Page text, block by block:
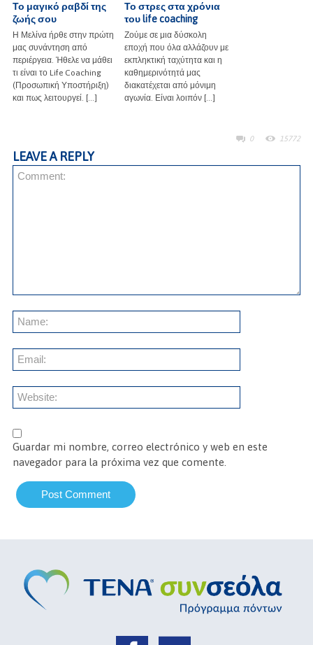
0 15772
Το μαγικό ραβδί της
ζωής σου
Η Μελίνα ήρθε στην πρώτη
μας συνάντηση από
περιέργεια. Ήθελε να μάθει
τι είναι το Life Coaching
(Προσωπική Υποστήριξη)
και πως λειτουργεί. […]
Το στρες στα χρόνια
του life coaching
Ζούμε σε μια δύσκολη
εποχή που όλα αλλάζουν με
εκπληκτική ταχύτητα και η
καθημερινότητά μας
διακατέχεται από μόνιμη
αγωνία. Είναι λοιπόν […]
LEAVE A REPLY
Guardar mi nombre, correo electrónico y web en este
navegador para la próxima vez que comente.